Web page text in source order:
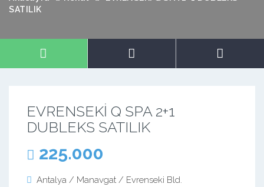
SATILIK
EVRENSEKİ Q SPA 2+1
DUBLEKS SATILIK
225.000
Antalya / Manavgat / Evrenseki Bld.